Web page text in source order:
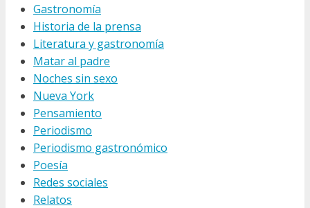
Gastronomía
Historia de la prensa
Literatura y gastronomía
Matar al padre
Noches sin sexo
Nueva York
Pensamiento
Periodismo
Periodismo gastronómico
Poesía
Redes sociales
Relatos